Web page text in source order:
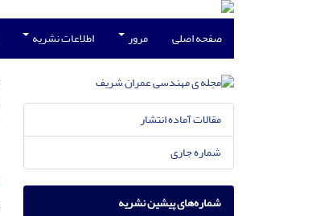
صفحه اصلی مرور اطلاعات نشریه
مقالات آماده انتشار
شماره جاری
شماره‌های پیشین نشریه